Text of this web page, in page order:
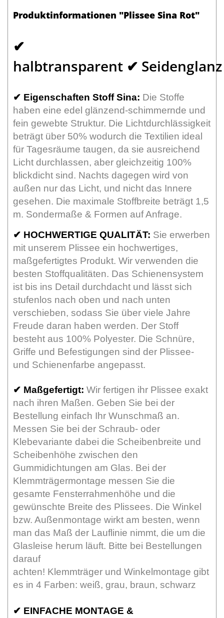
Produktinformationen "Plissee Sina Rot"
✔
halbtransparent ✔
✔ Eigenschaften Stoff Sina: Die Stoffe
haben eine edel glänzend-schimmernde und
fein gewebte Struktur. Die Lichtdurchlässigkeit
beträgt über 50% wodurch die Textilien ideal
für Tagesräume taugen, da sie ausreichend
Licht durchlassen, aber gleichzeitig 100%
blickdicht sind. Nachts dagegen wird von
außen nur das Licht, und nicht das Innere
gesehen. Die maximale Stoffbreite beträgt 1,5
m. Sondermaße & Formen auf Anfrage.
✔ HOCHWERTIGE QUALITÄT: Sie erwerben
mit unserem Plissee ein hochwertiges,
maßgefertigtes Produkt. Wir verwenden die
besten Stoffqualitäten. Das Schienensystem
ist bis ins Detail durchdacht und lässt sich
stufenlos nach oben und nach unten
verschieben, sodass Sie über viele Jahre
Freude daran haben werden. Der Stoff
besteht aus 100% Polyester. Die Schnüre,
Griffe und Befestigungen sind der Plissee-
und Schienenfarbe angepasst.
✔ Maßgefertigt: Wir fertigen ihr Plissee exakt
nach ihren Maßen. Geben Sie bei der
Bestellung einfach Ihr Wunschmaß an.
Messen Sie bei der Schraub- oder
Klebevariante dabei die Scheibenbreite und
Scheibenhöhe zwischen den
Gummidichtungen am Glas. Bei der
Klemmträgermontage messen Sie die
gesamte Fensterrahmenhöhe und die
gewünschte Breite des Plissees. Die Winkel
bzw. Außenmontage wirkt am besten, wenn
man das Maß der Lauflinie nimmt, die um die
Glasleise herum läuft. Bitte bei Bestellungen
darauf
achten! Klemmträger und Winkelmontage gibt
es in 4 Farben: weiß, grau, braun, schwarz
✔ EINFACHE MONTAGE &